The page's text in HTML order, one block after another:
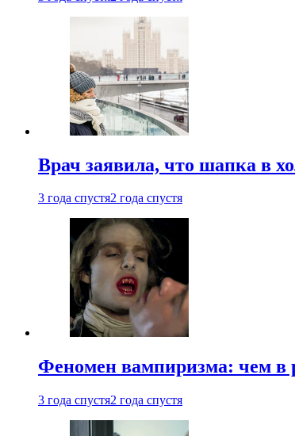
Врач заявила, что шапка в
3 года спустя2 года спустя
Феномен вампиризма: чем в
3 года спустя2 года спустя